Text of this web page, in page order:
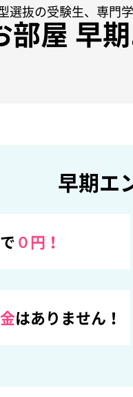
選抜の受験生、専門
部屋 早
早期エ
０円！
はありません！